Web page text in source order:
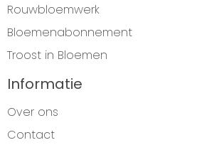
Rouwbloemwerk
Bloemenabonnement
Troost in Bloemen
Informatie
Over ons
Contact